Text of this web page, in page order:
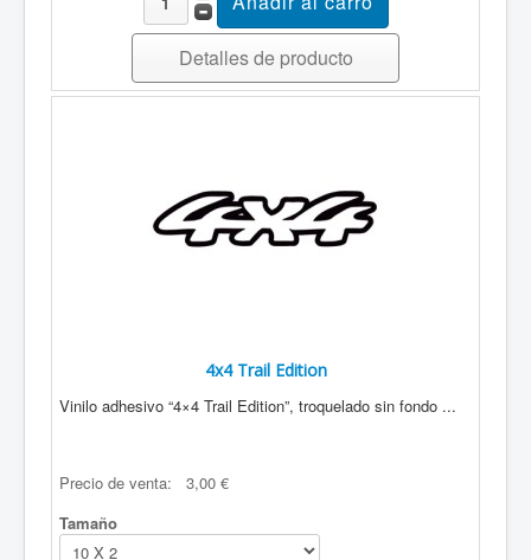
Detalles de producto
4x4 Trail Edition
Vinilo adhesivo “4×4 Trail Edition”, troquelado sin fondo ...
Precio de venta:
3,00 €
Tamaño